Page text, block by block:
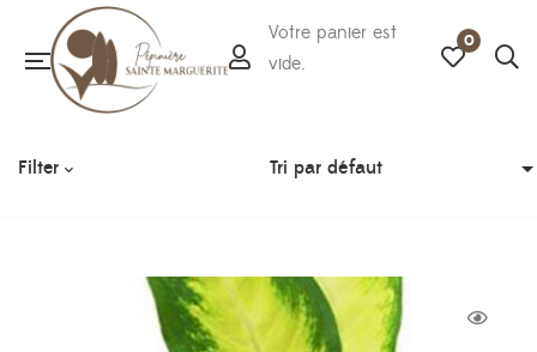
Votre panier est
vide.
0
Filter